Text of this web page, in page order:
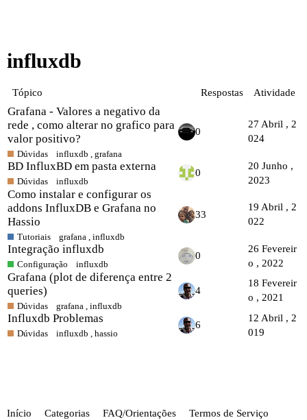
influxdb
Tópico Respostas Atividade
Grafana - Valores a negativo da
rede , como alterar no grafico para
valor positivo?
Dúvidas influxdb ,grafana
0
27 Abril , 2
024
BD InfluxBD em pasta externa
Dúvidas influxdb
0
20 Junho ,
2023
Como instalar e configurar os
addons InfluxDB e Grafana no
Hassio
Tutoriais grafana ,influxdb
33
19 Abril , 2
022
Integração influxdb
Configuração influxdb
0
26 Fevereir
o , 2022
Grafana (plot de diferença entre 2
queries)
Dúvidas grafana ,influxdb
4
18 Fevereir
o , 2021
Influxdb Problemas
Dúvidas influxdb ,hassio
6
12 Abril , 2
019
Início Categorias FAQ/Orientações Termos de Serviço